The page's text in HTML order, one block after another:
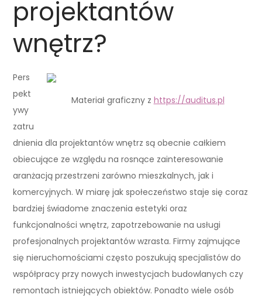
projektantów
wnętrz?
Materiał graficzny z https://auditus.pl
Pers
pekt
ywy
zatru
dnienia dla projektantów wnętrz są obecnie całkiem
obiecujące ze względu na rosnące zainteresowanie
aranżacją przestrzeni zarówno mieszkalnych, jak i
komercyjnych. W miarę jak społeczeństwo staje się coraz
bardziej świadome znaczenia estetyki oraz
funkcjonalności wnętrz, zapotrzebowanie na usługi
profesjonalnych projektantów wzrasta. Firmy zajmujące
się nieruchomościami często poszukują specjalistów do
współpracy przy nowych inwestycjach budowlanych czy
remontach istniejących obiektów. Ponadto wiele osób